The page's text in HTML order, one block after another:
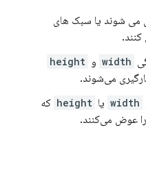
شوند یا سبک های
و height
می‌شوند.
یا height که
می‌کنند.